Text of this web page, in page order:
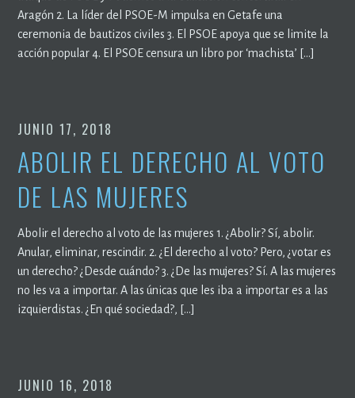
Aragón 2. La líder del PSOE-M impulsa en Getafe una
ceremonia de bautizos civiles 3. El PSOE apoya que se limite la
acción popular 4. El PSOE censura un libro por ‘machista’ […]
JUNIO 17, 2018
ABOLIR EL DERECHO AL VOTO
DE LAS MUJERES
Abolir el derecho al voto de las mujeres 1. ¿Abolir? Sí, abolir.
Anular, eliminar, rescindir. 2. ¿El derecho al voto? Pero, ¿votar es
un derecho? ¿Desde cuándo? 3. ¿De las mujeres? Sí. A las mujeres
no les va a importar. A las únicas que les iba a importar es a las
izquierdistas. ¿En qué sociedad?, […]
JUNIO 16, 2018